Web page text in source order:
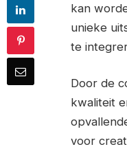
kan
unieke
te
Door de
kwaliteit
voor